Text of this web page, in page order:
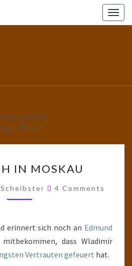
School!
By
Putin
IN
MOSKAU
IN MOSKAU
Scheibster Comments
4 Comments
erinnert sich noch an Edmund
dass Wladimir
Vertrauten gefeuert hat.